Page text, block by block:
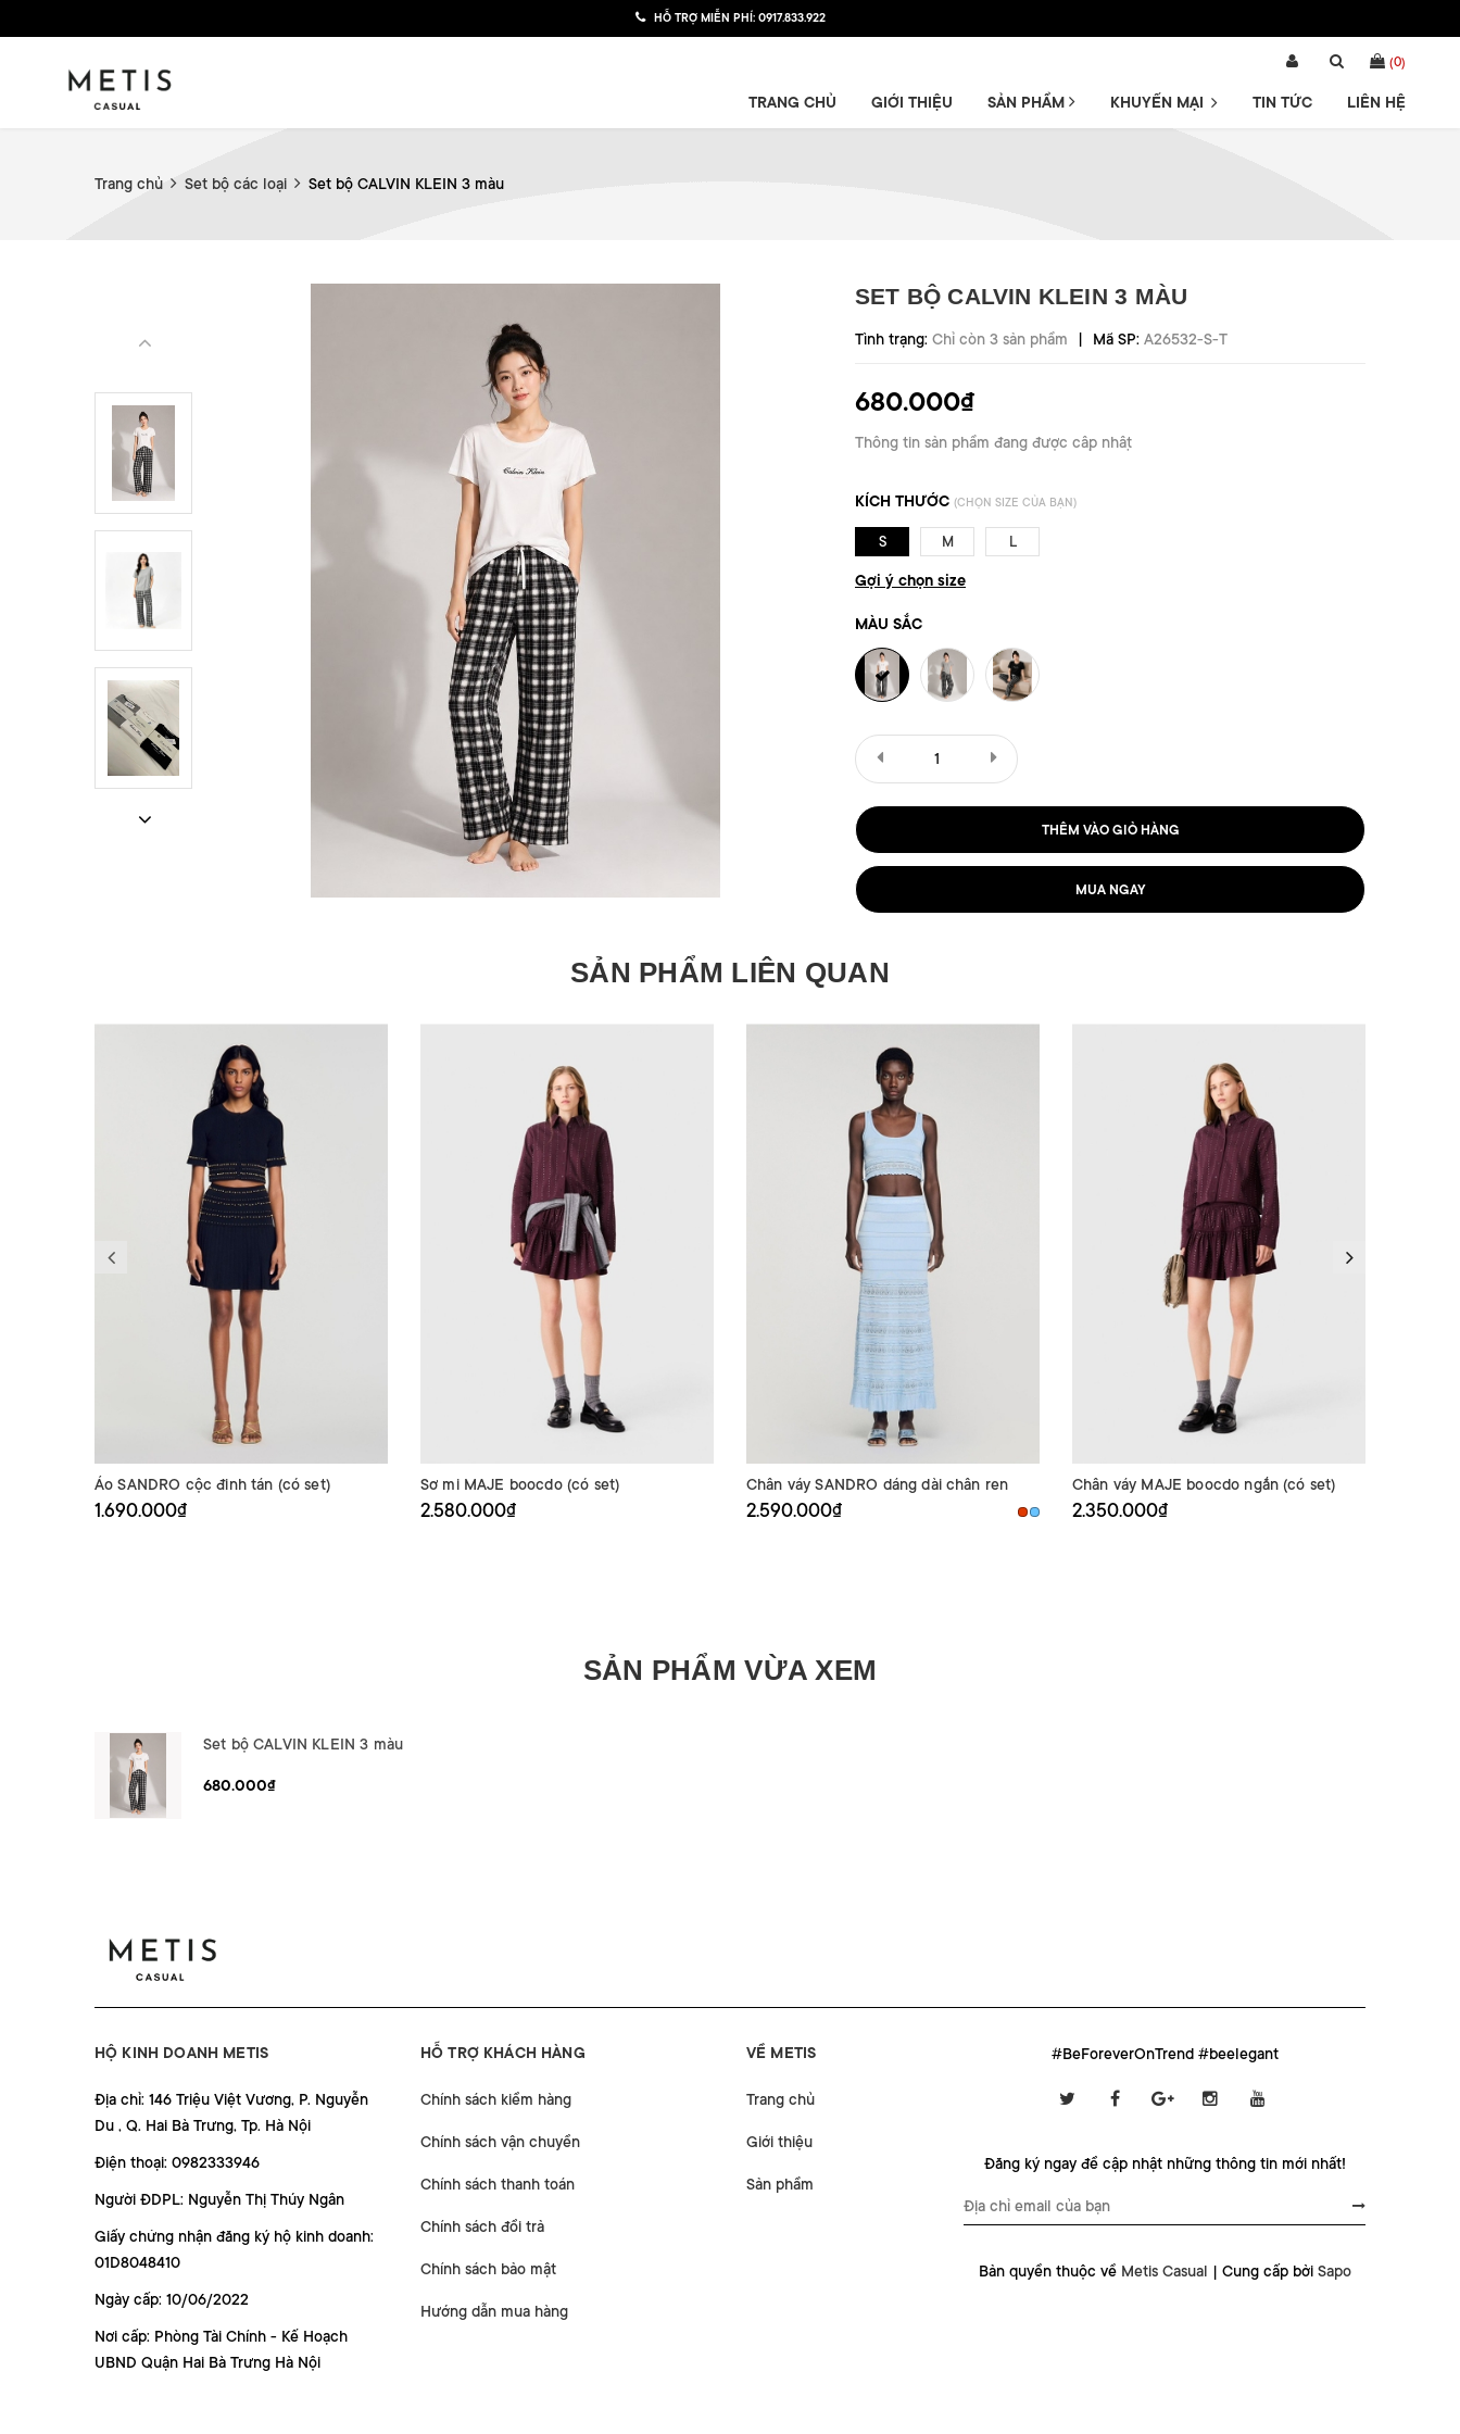
HỖ TRỢ MIỄN PHÍ: 0917.833.922
(0)
TRANG CHỦ GIỚI THIỆU SẢN PHẨM KHUYẾN MẠI TIN TỨC LIÊN HỆ
Trang chủ Set bộ các loại Set bộ CALVIN KLEIN 3 màu
SET BỘ CALVIN KLEIN 3 MÀU
Tình trạng: Chỉ còn 3 sản phẩm | Mã SP: A26532-S-T
680.000₫
Thông tin sản phẩm đang được cập nhật
KÍCH THƯỚC (CHỌN SIZE CỦA BẠN)
S M L
Gợi ý chọn size
MÀU SẮC
THÊM VÀO GIỎ HÀNG
MUA NGAY
SẢN PHẨM LIÊN QUAN
Áo SANDRO cộc đinh tán (có set)
1.690.000₫
Sơ mi MAJE boocdo (có set)
2.580.000₫
Chân váy SANDRO dáng dài chân ren
2.590.000₫
Chân váy MAJE boocdo ngắn (có set)
2.350.000₫
SẢN PHẨM VỪA XEM
Set bộ CALVIN KLEIN 3 màu
680.000₫
HỘ KINH DOANH METIS
Địa chỉ: 146 Triệu Việt Vương, P. Nguyễn
Du , Q. Hai Bà Trưng, Tp. Hà Nội
Điện thoại: 0982333946
Người ĐDPL: Nguyễn Thị Thúy Ngân
Giấy chứng nhận đăng ký hộ kinh doanh:
01D8048410
Ngày cấp: 10/06/2022
Nơi cấp: Phòng Tài Chính - Kế Hoạch
UBND Quận Hai Bà Trưng Hà Nội
HỖ TRỢ KHÁCH HÀNG
Chính sách kiểm hàng
Chính sách vận chuyển
Chính sách thanh toán
Chính sách đổi trả
Chính sách bảo mật
Hướng dẫn mua hàng
VỀ METIS
Trang chủ
Giới thiệu
Sản phẩm
#BeForeverOnTrend #beelegant
Đăng ký ngay để cập nhật những thông tin mới nhất!
Bản quyền thuộc về Metis Casual | Cung cấp bởi Sapo